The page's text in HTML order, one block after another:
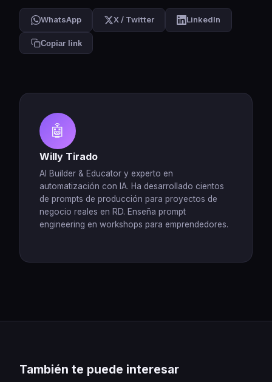
WhatsApp X / Twitter LinkedIn
Copiar link
🤖
Willy Tirado
AI Builder & Educator y experto en
automatización con IA. Ha desarrollado cientos
de prompts de producción para proyectos de
negocio reales en RD. Enseña prompt
engineering en workshops para emprendedores.
También te puede interesar